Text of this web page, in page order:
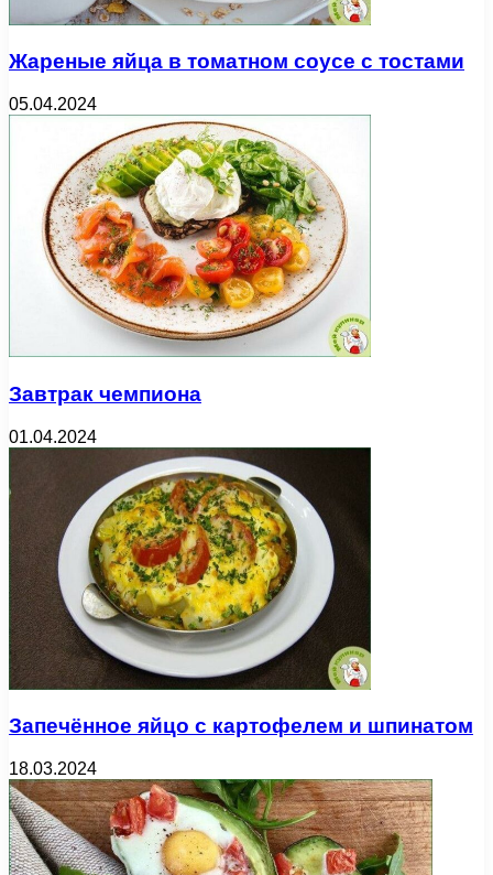
Жареные яйца в томатном соусе с тостами
05.04.2024
Завтрак чемпиона
01.04.2024
Запечённое яйцо с картофелем и шпинатом
18.03.2024